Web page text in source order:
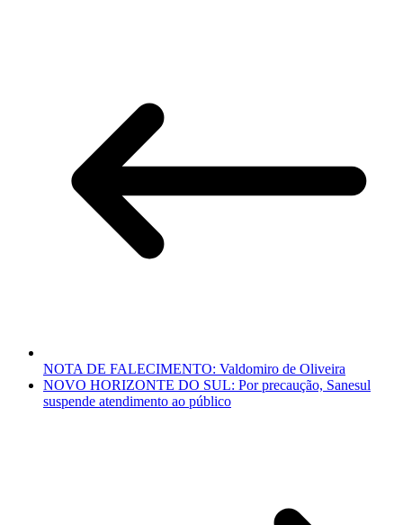
NOTA DE FALECIMENTO: Valdomiro de Oliveira
NOVO HORIZONTE DO SUL: Por precaução, Sanesul
suspende atendimento ao público